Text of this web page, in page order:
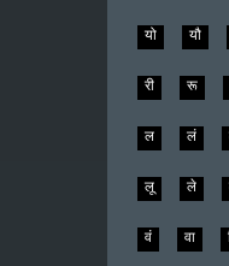
यो यौ
री रू
ल लं
लू ले
वं वा